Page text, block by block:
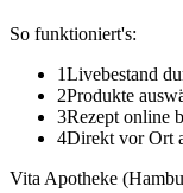
So funktioniert's:
1Livebestand
2Produkte
3Rezept online
4Direkt vor Ort
Vita Apotheke